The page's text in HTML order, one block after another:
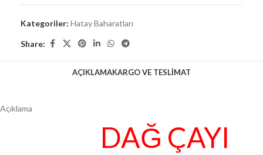
Kategoriler: Hatay Baharatları
Share:
AÇIKLAMAKARGO VE TESLIMAT
Açıklama
DAĞ ÇAYI